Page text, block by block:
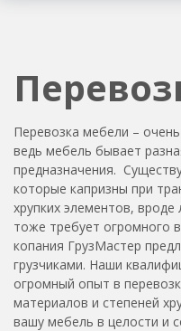
Перевозка мебели –
ведь мебель бывает
предназначения.
которые капризны при
хрупких элементов,
тоже требует огромного
копания ГрузМастер
грузчиками. Наши
огромный опыт в
материалов и степеней
вашу мебель в целости и